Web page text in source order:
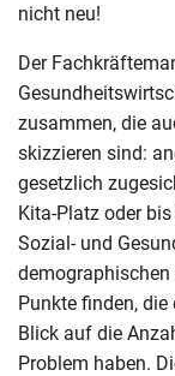
nicht neu!
Der
zusammen, die
skizzieren sind:
gesetzlich
Kita-Platz oder
Sozial- und
demographischen
Punkte finden,
Blick auf die
Problem haben.